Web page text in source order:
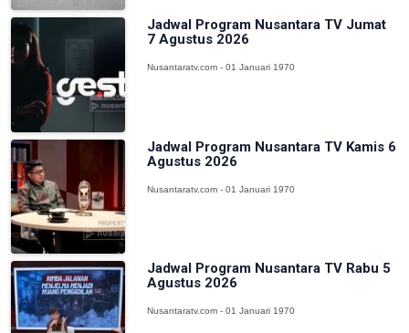
Jadwal Program Nusantara TV Jumat
7 Agustus 2026
Nusantaratv.com - 01 Januari 1970
Jadwal Program Nusantara TV Kamis 6
Agustus 2026
Nusantaratv.com - 01 Januari 1970
Jadwal Program Nusantara TV Rabu 5
Agustus 2026
Nusantaratv.com - 01 Januari 1970